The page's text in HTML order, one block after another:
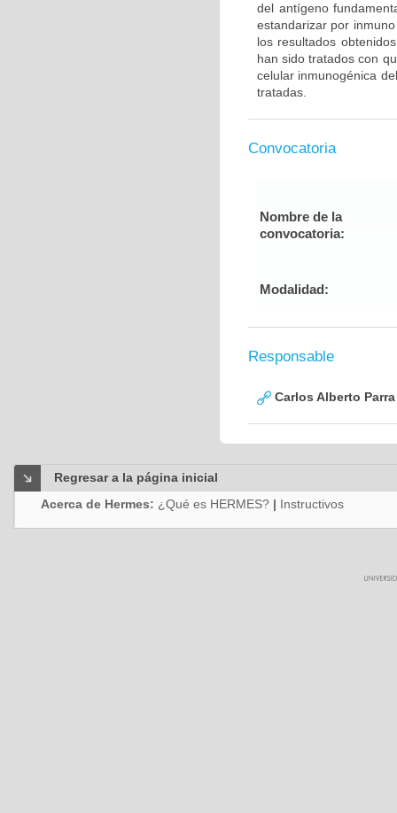
del antígeno
estandarizar por
los resultados
han sido tratados con
celular inmunogénica
tratadas.
Convocatoria
Nombre de la
convocatoria:
Modalidad:
Responsable
Carlos Alberto
Regresar a la página inicial
Acerca de Hermes: ¿Qué es HERMES? | Instructivos